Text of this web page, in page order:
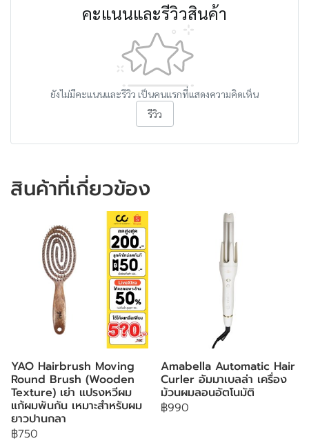
คะแนนและรีวิวสินค้า
ยังไม่มีคะแนนและรีวิว เป็นคนแรกที่แสดงความคิดเห็น
รีวิว
สินค้าที่เกี่ยวข้อง
YAO Hairbrush Moving
Round Brush (Wooden
Texture) เย่า แปรงหวีผม
แก้ผมพันกัน เหมาะสำหรับผม
ยาวปานกลา
฿750
Amabella Automatic Hair
Curler อัมมาเบลล่า เครื่อง
ม้วนผมลอนอัตโนมัติ
฿990